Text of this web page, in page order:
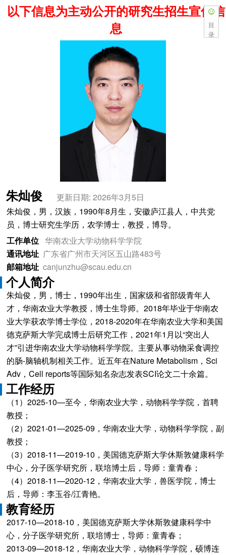
以下信息为主动公开的研究生招生宣传信
息
目
录
朱灿俊
更新日期: 2026年3月5日
朱灿俊，男，汉族，1990年8月生，安徽庐江县人，中共党
员，博士研究生学历，农学博士，教授，博导。
工作单位 华南农业大学动物科学学院
通讯地址 广东省广州市天河区五山路483号
邮箱地址 canjunzhu@scau.edu.cn
个人简介
朱灿俊，男，博士，1990年出生，国家级和省部级青年人
才，华南农业大学教授，博士生导师。2018年毕业于华南农
业大学获农学博士学位，2018-2020年在华南农业大学和美国
德克萨斯大学完成博士后研究工作，2021年1月以“突出人
才”引进华南农业大学动物科学学院。主要从事动物采食调控
的肠-脑轴机制相关工作。近五年在Nature Metabolism，Sci
Adv，Cell reports等国际知名杂志发表SCI论文二十余篇。
工作经历
（1）2025-10—至今，华南农业大学，动物科学学院，首聘
教授；
（2）2021-01—2025-09，华南农业大学，动物科学学院，副
教授；
（3）2018-11—2019-10，美国德克萨斯大学休斯敦健康科学
中心，分子医学研究所，联培博士后，导师：童青春；
（4）2018-11—2020-12，华南农业大学，兽医学院，博士
后，导师：李玉谷/江青艳。
教育经历
2017-10—2018-10，美国德克萨斯大学休斯敦健康科学中
心，分子医学研究所，联培博士，导师：童青春；
2013-09—2018-12，华南农业大学，动物科学学院，硕博连